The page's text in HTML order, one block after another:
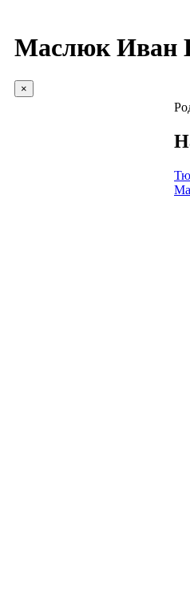
Маслюк Иван
×